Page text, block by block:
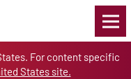
For content specific
States site.